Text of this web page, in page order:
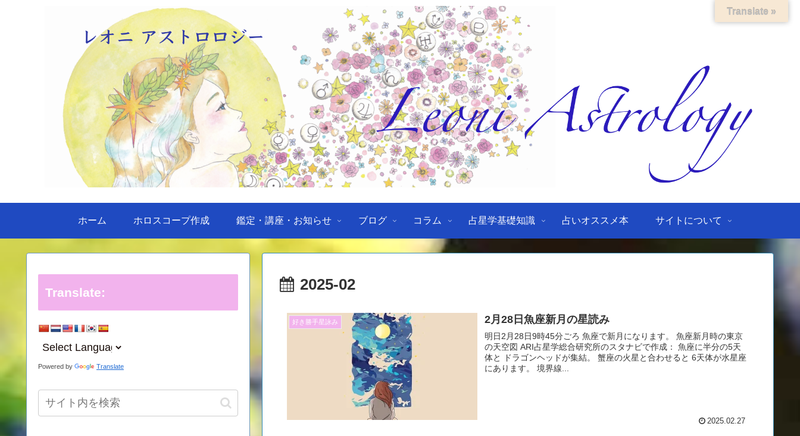
ホーム ホロスコープ作成 鑑定・講座・お知らせ ブログ コラム 占星学基礎知識 占いオススメ本 サイトについて
2025-02
好き勝手星詠み 2月28日魚座新月の星読み
明日2月28日9時45分ごろ 魚座で新月になります。 魚座新月時の東京
の天空図 ARI占星学総合研究所のスタナビで作成： 魚座に半分の5天
体と ドラゴンヘッドが集結。 蟹座の火星と合わせると 6天体が水星座
にあります。 境界線...
2025.02.27
Translate:
Powered by Translate
Translate »